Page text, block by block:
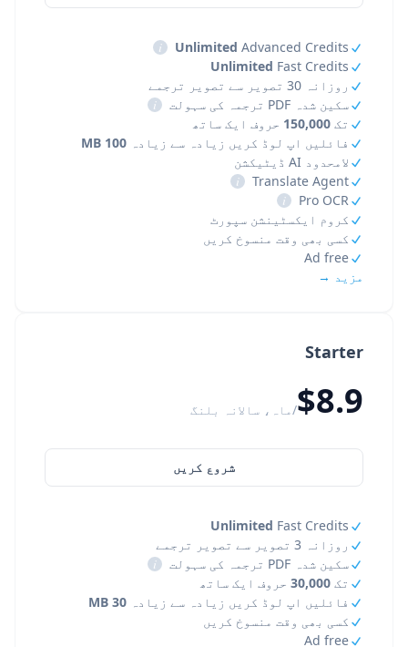
Starter
$8.9/ماہ، سالانہ بلنگ
شروع کریں
Unlimited Fast Credits
روزانہ 3 تصویر سے تصویر ترجمے
سکین شدہ PDF ترجمہ کی سہولت
i
تک 30,000 حروف ایک ساتھ
فائلیں اپ لوڈ کریں زیادہ سے زیادہ 30 MB
کسی بھی وقت منسوخ کریں
Ad free
Unlimited Advanced Credits
i
Unlimited Fast Credits
روزانہ 30 تصویر سے تصویر ترجمے
سکین شدہ PDF ترجمہ کی سہولت
i
تک 150,000 حروف ایک ساتھ
فائلیں اپ لوڈ کریں زیادہ سے زیادہ 100 MB
لامحدود AI ڈیٹیکشن
Translate Agent
i
Pro OCR
i
کروم ایکسٹینشن سپورٹ
کسی بھی وقت منسوخ کریں
Ad free
مزید →